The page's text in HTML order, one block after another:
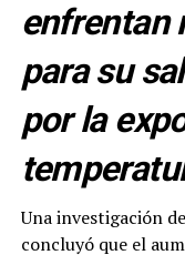
enfrentan
para su
por la
Una investigación
concluyó que el